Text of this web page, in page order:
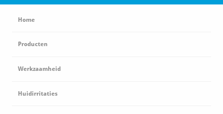
Home
Producten
Werkzaamheid
Huidirritaties